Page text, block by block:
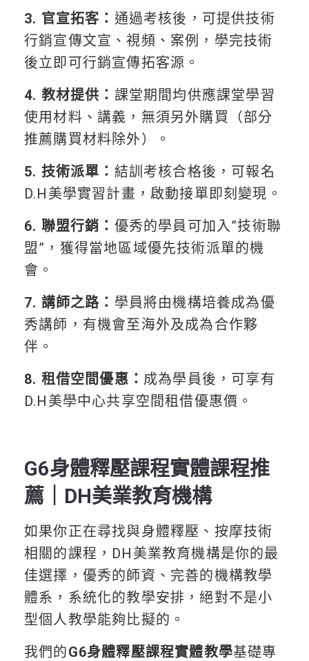
3. 官宣拓客： 通過考核後，可提供技術
行銷宣傳文宣、視頻、案例，學完技術
後立即可行銷宣傳拓客源。
4. 教材提供： 課堂期間均供應課堂學習
使用材料、講義，無須另外購買（部分
推薦購買材料除外）。
5. 技術派單： 結訓考核合格後，可報名
D.H美學實習計畫，啟動接單即刻變現。
6. 聯盟行銷： 優秀的學員可加入”技術聯
盟”，獲得當地區域優先技術派單的機
會。
7. 講師之路： 學員將由機構培養成為優
秀講師，有機會至海外及成為合作夥
伴。
8. 租借空間優惠： 成為學員後，可享有
D.H美學中心共享空間租借優惠價。
G6身體釋壓課程實體課程推
薦｜DH美業教育機構
如果你正在尋找與身體釋壓、按摩技術
相關的課程，DH美業教育機構是你的最
佳選擇，優秀的師資、完善的機構教學
體系，系統化的教學安排，絕對不是小
型個人教學能夠比擬的。
我們的G6身體釋壓課程實體教學基礎專